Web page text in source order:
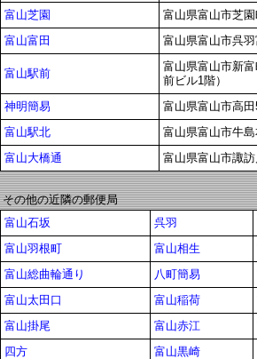
富山芝園
富山県富山市芝
富山富田
富山県富山市呉
富山駅前
富山県富山市新
前ビル1階）
神明簡易
富山県富山市高田
富山駅北
富山県富山市牛
富山大橋通
富山県富山市諏
その他の近隣の郵便局
富山石坂
呉羽
富山羽根町
富山相生
富山総曲輪通り
八町簡易
富山太田口
富山稲荷
富山掛尾
富山赤江
四方
富山黒崎